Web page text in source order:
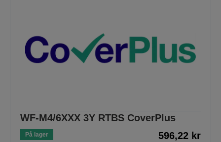
WF-M4/6XXX 3Y RTBS CoverPlus
På lager 596,22 kr